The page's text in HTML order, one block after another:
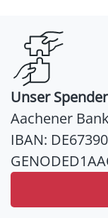
Unser
Aachener
IBAN: